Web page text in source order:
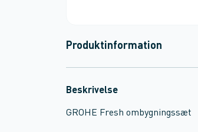
Produktinformation
Beskrivelse
GROHE Fresh ombygningssæt